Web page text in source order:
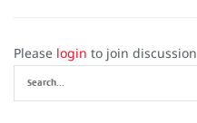
Please login to join discussion